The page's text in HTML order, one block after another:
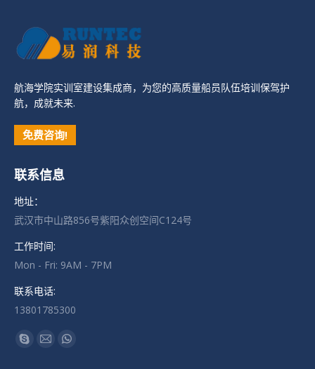
航海学院实训室建设集成商，为您的高质量船员队伍培训保驾护
航，成就未来.
免费咨询!
联系信息
地址：
武汉市中山路856号紫阳众创空间C124号
工作时间:
Mon - Fri: 9AM - 7PM
联系电话:
13801785300
找到我们：
SkypeMailWhatsapp